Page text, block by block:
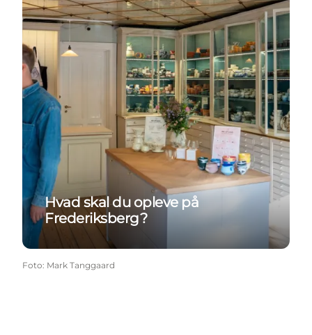
Hvad skal du opleve på
Frederiksberg?
Foto: Mark Tanggaard